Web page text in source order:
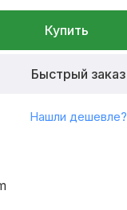
Купить
Быстрый заказ
Нашли дешевле?